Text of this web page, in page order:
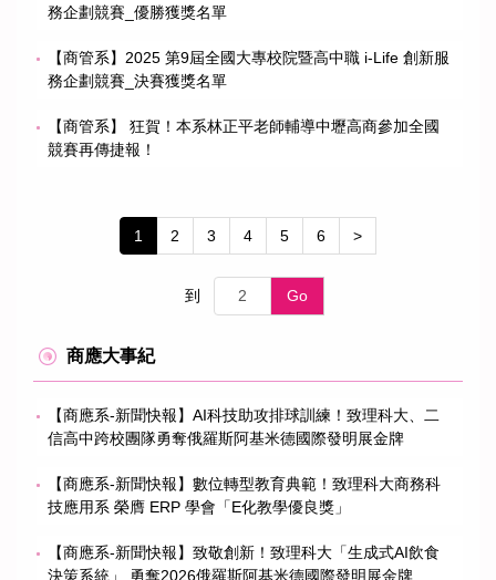
務企劃競賽_優勝獲獎名單
【商管系】2025 第9屆全國大專校院暨高中職 i-Life 創新服
務企劃競賽_決賽獲獎名單
【商管系】 狂賀！本系林正平老師輔導中壢高商參加全國
競賽再傳捷報！
1 2 3 4 5 6 >
到 Go
商應大事紀
【商應系-新聞快報】AI科技助攻排球訓練！致理科大、二
信高中跨校團隊勇奪俄羅斯阿基米德國際發明展金牌
【商應系-新聞快報】數位轉型教育典範！致理科大商務科
技應用系 榮膺 ERP 學會「E化教學優良獎」
【商應系-新聞快報】致敬創新！致理科大「生成式AI飲食
決策系統」 勇奪2026俄羅斯阿基米德國際發明展金牌